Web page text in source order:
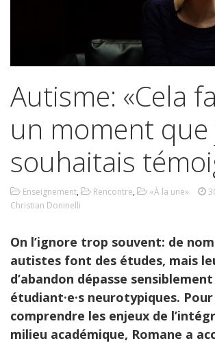
Autisme: «Cela
un moment que
souhaitais
Enseignement, Rencontre, «À la une»
Christian Doninelli
On l’ignore trop souvent: de
autistes font des études, mais
d’abandon dépasse
étudiant·e·s neurotypiques.
comprendre les enjeux de
milieu académique, Romane a